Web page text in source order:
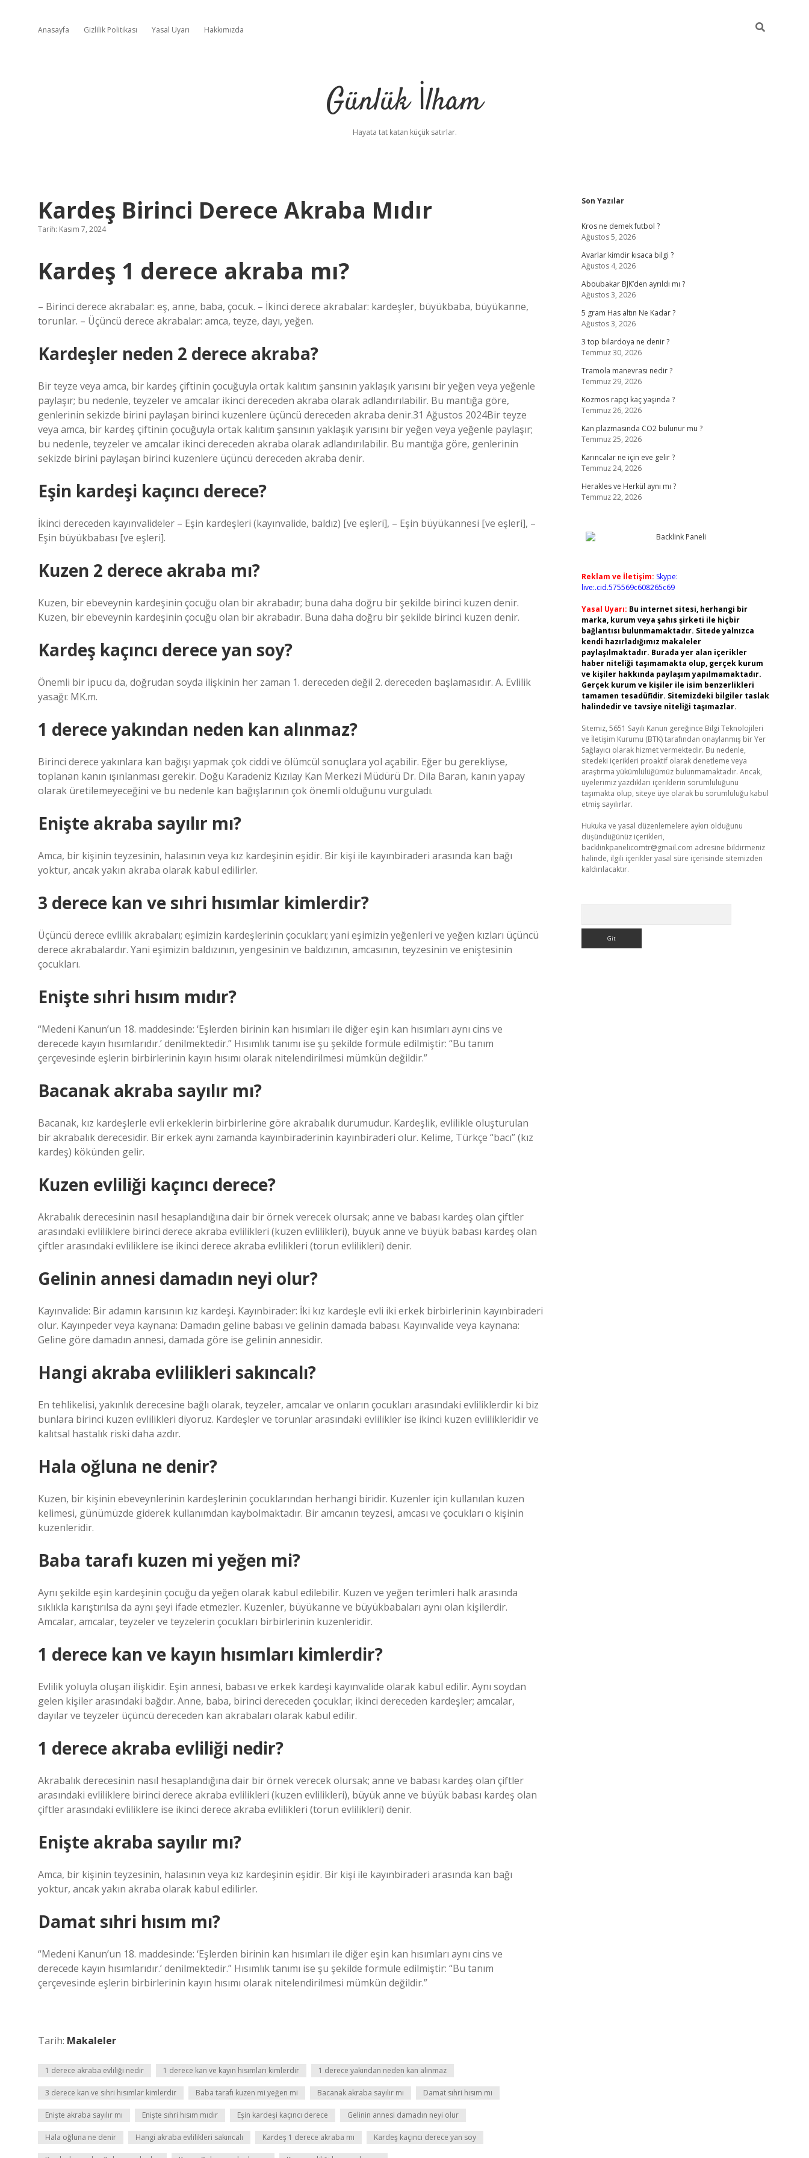
Anasayfa Gizlilik Politikası Yasal Uyarı Hakkımızda
Günlük İlham
Hayata tat katan küçük satırlar.
Kardeş Birinci Derece Akraba Mıdır
Tarih: Kasım 7, 2024
Kardeş 1 derece akraba mı?
– Birinci derece akrabalar: eş, anne, baba, çocuk. – İkinci derece akrabalar: kardeşler, büyükbaba, büyükanne,
torunlar. – Üçüncü derece akrabalar: amca, teyze, dayı, yeğen.
Kardeşler neden 2 derece akraba?
Bir teyze veya amca, bir kardeş çiftinin çocuğuyla ortak kalıtım şansının yaklaşık yarısını bir yeğen veya yeğenle
paylaşır; bu nedenle, teyzeler ve amcalar ikinci dereceden akraba olarak adlandırılabilir. Bu mantığa göre,
genlerinin sekizde birini paylaşan birinci kuzenlere üçüncü dereceden akraba denir.31 Ağustos 2024Bir teyze
veya amca, bir kardeş çiftinin çocuğuyla ortak kalıtım şansının yaklaşık yarısını bir yeğen veya yeğenle paylaşır;
bu nedenle, teyzeler ve amcalar ikinci dereceden akraba olarak adlandırılabilir. Bu mantığa göre, genlerinin
sekizde birini paylaşan birinci kuzenlere üçüncü dereceden akraba denir.
Eşin kardeşi kaçıncı derece?
İkinci dereceden kayınvalideler – Eşin kardeşleri (kayınvalide, baldız) [ve eşleri], – Eşin büyükannesi [ve eşleri], –
Eşin büyükbabası [ve eşleri].
Kuzen 2 derece akraba mı?
Kuzen, bir ebeveynin kardeşinin çocuğu olan bir akrabadır; buna daha doğru bir şekilde birinci kuzen denir.
Kuzen, bir ebeveynin kardeşinin çocuğu olan bir akrabadır. Buna daha doğru bir şekilde birinci kuzen denir.
Kardeş kaçıncı derece yan soy?
Önemli bir ipucu da, doğrudan soyda ilişkinin her zaman 1. dereceden değil 2. dereceden başlamasıdır. A. Evlilik
yasağı: MK.m.
1 derece yakından neden kan alınmaz?
Birinci derece yakınlara kan bağışı yapmak çok ciddi ve ölümcül sonuçlara yol açabilir. Eğer bu gerekliyse,
toplanan kanın ışınlanması gerekir. Doğu Karadeniz Kızılay Kan Merkezi Müdürü Dr. Dila Baran, kanın yapay
olarak üretilemeyeceğini ve bu nedenle kan bağışlarının çok önemli olduğunu vurguladı.
Enişte akraba sayılır mı?
Amca, bir kişinin teyzesinin, halasının veya kız kardeşinin eşidir. Bir kişi ile kayınbiraderi arasında kan bağı
yoktur, ancak yakın akraba olarak kabul edilirler.
3 derece kan ve sıhri hısımlar kimlerdir?
Üçüncü derece evlilik akrabaları; eşimizin kardeşlerinin çocukları; yani eşimizin yeğenleri ve yeğen kızları üçüncü
derece akrabalardır. Yani eşimizin baldızının, yengesinin ve baldızının, amcasının, teyzesinin ve eniştesinin
çocukları.
Enişte sıhri hısım mıdır?
“Medeni Kanun’un 18. maddesinde: ‘Eşlerden birinin kan hısımları ile diğer eşin kan hısımları aynı cins ve
derecede kayın hısımlarıdır.’ denilmektedir.” Hısımlık tanımı ise şu şekilde formüle edilmiştir: “Bu tanım
çerçevesinde eşlerin birbirlerinin kayın hısımı olarak nitelendirilmesi mümkün değildir.”
Bacanak akraba sayılır mı?
Bacanak, kız kardeşlerle evli erkeklerin birbirlerine göre akrabalık durumudur. Kardeşlik, evlilikle oluşturulan
bir akrabalık derecesidir. Bir erkek aynı zamanda kayınbiraderinin kayınbiraderi olur. Kelime, Türkçe “bacı” (kız
kardeş) kökünden gelir.
Kuzen evliliği kaçıncı derece?
Akrabalık derecesinin nasıl hesaplandığına dair bir örnek verecek olursak; anne ve babası kardeş olan çiftler
arasındaki evliliklere birinci derece akraba evlilikleri (kuzen evlilikleri), büyük anne ve büyük babası kardeş olan
çiftler arasındaki evliliklere ise ikinci derece akraba evlilikleri (torun evlilikleri) denir.
Gelinin annesi damadın neyi olur?
Kayınvalide: Bir adamın karısının kız kardeşi. Kayınbirader: İki kız kardeşle evli iki erkek birbirlerinin kayınbiraderi
olur. Kayınpeder veya kaynana: Damadın geline babası ve gelinin damada babası. Kayınvalide veya kaynana:
Geline göre damadın annesi, damada göre ise gelinin annesidir.
Hangi akraba evlilikleri sakıncalı?
En tehlikelisi, yakınlık derecesine bağlı olarak, teyzeler, amcalar ve onların çocukları arasındaki evliliklerdir ki biz
bunlara birinci kuzen evlilikleri diyoruz. Kardeşler ve torunlar arasındaki evlilikler ise ikinci kuzen evlilikleridir ve
kalıtsal hastalık riski daha azdır.
Hala oğluna ne denir?
Kuzen, bir kişinin ebeveynlerinin kardeşlerinin çocuklarından herhangi biridir. Kuzenler için kullanılan kuzen
kelimesi, günümüzde giderek kullanımdan kaybolmaktadır. Bir amcanın teyzesi, amcası ve çocukları o kişinin
kuzenleridir.
Baba tarafı kuzen mi yeğen mi?
Aynı şekilde eşin kardeşinin çocuğu da yeğen olarak kabul edilebilir. Kuzen ve yeğen terimleri halk arasında
sıklıkla karıştırılsa da aynı şeyi ifade etmezler. Kuzenler, büyükanne ve büyükbabaları aynı olan kişilerdir.
Amcalar, amcalar, teyzeler ve teyzelerin çocukları birbirlerinin kuzenleridir.
1 derece kan ve kayın hısımları kimlerdir?
Evlilik yoluyla oluşan ilişkidir. Eşin annesi, babası ve erkek kardeşi kayınvalide olarak kabul edilir. Aynı soydan
gelen kişiler arasındaki bağdır. Anne, baba, birinci dereceden çocuklar; ikinci dereceden kardeşler; amcalar,
dayılar ve teyzeler üçüncü dereceden kan akrabaları olarak kabul edilir.
1 derece akraba evliliği nedir?
Akrabalık derecesinin nasıl hesaplandığına dair bir örnek verecek olursak; anne ve babası kardeş olan çiftler
arasındaki evliliklere birinci derece akraba evlilikleri (kuzen evlilikleri), büyük anne ve büyük babası kardeş olan
çiftler arasındaki evliliklere ise ikinci derece akraba evlilikleri (torun evlilikleri) denir.
Enişte akraba sayılır mı?
Amca, bir kişinin teyzesinin, halasının veya kız kardeşinin eşidir. Bir kişi ile kayınbiraderi arasında kan bağı
yoktur, ancak yakın akraba olarak kabul edilirler.
Damat sıhri hısım mı?
“Medeni Kanun’un 18. maddesinde: ‘Eşlerden birinin kan hısımları ile diğer eşin kan hısımları aynı cins ve
derecede kayın hısımlarıdır.’ denilmektedir.” Hısımlık tanımı ise şu şekilde formüle edilmiştir: “Bu tanım
çerçevesinde eşlerin birbirlerinin kayın hısımı olarak nitelendirilmesi mümkün değildir.”
Tarih: Makaleler
1 derece akraba evliliği nedir 1 derece kan ve kayın hısımları kimlerdir 1 derece yakından neden kan alınmaz
3 derece kan ve sıhri hısımlar kimlerdir Baba tarafı kuzen mi yeğen mi Bacanak akraba sayılır mı Damat sıhri hısım mı
Enişte akraba sayılır mı Enişte sıhri hısım mıdır Eşin kardeşi kaçıncı derece Gelinin annesi damadın neyi olur
Hala oğluna ne denir Hangi akraba evlilikleri sakıncalı Kardeş 1 derece akraba mı Kardeş kaçıncı derece yan soy
Sidebar
Son Yazılar
Kros ne demek futbol ?
Ağustos 5, 2026
Avarlar kimdir kısaca bilgi ?
Ağustos 4, 2026
Aboubakar BJK’den ayrıldı mı ?
Ağustos 3, 2026
5 gram Has altın Ne Kadar ?
Ağustos 3, 2026
3 top bilardoya ne denir ?
Temmuz 30, 2026
Tramola manevrası nedir ?
Temmuz 29, 2026
Kozmos rapçi kaç yaşında ?
Temmuz 26, 2026
Kan plazmasında CO2 bulunur mu ?
Temmuz 25, 2026
Karıncalar ne için eve gelir ?
Temmuz 24, 2026
Herakles ve Herkül aynı mı ?
Temmuz 22, 2026
Reklam ve İletişim: Skype:
live:.cid.575569c608265c69
Yasal Uyarı: Bu internet sitesi, herhangi bir
marka, kurum veya şahıs şirketi ile hiçbir
bağlantısı bulunmamaktadır. Sitede yalnızca
kendi hazırladığımız makaleler
paylaşılmaktadır. Burada yer alan içerikler
haber niteliği taşımamakta olup, gerçek kurum
ve kişiler hakkında paylaşım yapılmamaktadır.
Gerçek kurum ve kişiler ile isim benzerlikleri
tamamen tesadüfidir. Sitemizdeki bilgiler taslak
halindedir ve tavsiye niteliği taşımazlar.
Sitemiz, 5651 Sayılı Kanun gereğince Bilgi Teknolojileri
ve İletişim Kurumu (BTK) tarafından onaylanmış bir Yer
Sağlayıcı olarak hizmet vermektedir. Bu nedenle,
sitedeki içerikleri proaktif olarak denetleme veya
araştırma yükümlülüğümüz bulunmamaktadır. Ancak,
üyelerimiz yazdıkları içeriklerin sorumluluğunu
taşımakta olup, siteye üye olarak bu sorumluluğu kabul
etmiş sayılırlar.
Hukuka ve yasal düzenlemelere aykırı olduğunu
düşündüğünüz içerikleri,
backlinkpanelicomtr@gmail.com adresine bildirmeniz
halinde, ilgili içerikler yasal süre içerisinde sitemizden
kaldırılacaktır.